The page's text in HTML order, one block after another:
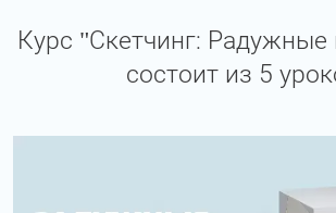
Курс "Скетчинг: Радужные
состоит из 5